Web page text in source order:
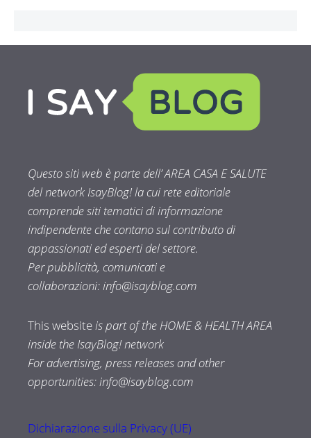
Questo siti web è parte dell’ AREA CASA E SALUTE
del network IsayBlog! la cui rete editoriale
comprende siti tematici di informazione
indipendente che contano sul contributo di
appassionati ed esperti del settore.
Per pubblicità, comunicati e
collaborazioni:info@isayblog.com
This websiteis part of the HOME & HEALTH AREA
inside the IsayBlog! network
For advertising, press releases and other
opportunities:info@isayblog.com
Dichiarazione sulla Privacy (UE)